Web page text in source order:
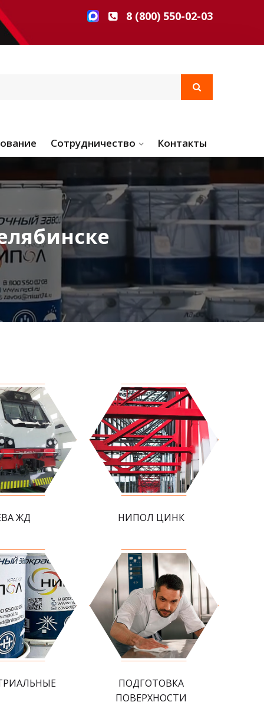
8 (800) 550-02-03
Сотрудничество Контакты
ЖД НИПОЛ ЦИНК
ПОДГОТОВКА
ПОВЕРХНОСТИ